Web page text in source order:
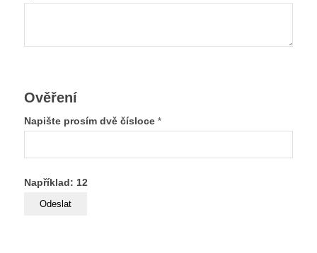
Ověření
Napište prosím dvě čísloce *
Například: 12